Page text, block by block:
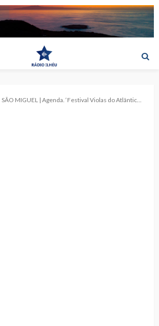
SÃO MIGUEL | Agenda. ‘Festival Violas do Atlântico’ a 9 de setembro na Lagoa